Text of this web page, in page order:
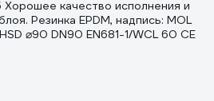
Резинка EPDM, надпись: MOL
⌀90 DN90 EN681-1/WCL 60 CE